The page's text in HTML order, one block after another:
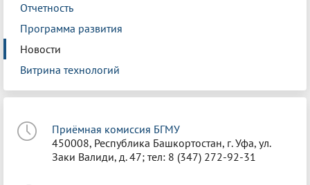
Отчетность
Программа развития
Новости
Витрина технологий
Приёмная комиссия БГМУ
450008, Республика Башкортостан, г. Уфа, ул.
Заки Валиди, д. 47; тел: 8 (347) 272-92-31